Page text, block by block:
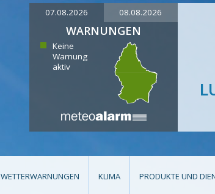
07.08.2026 08.08.2026
WARNUNGEN
Keine
Warnung
aktiv
WETTERWARNUNGEN KLIMA PRODUKTE UND